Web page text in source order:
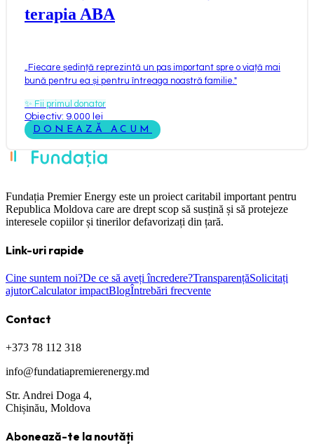
terapia ABA
Fiecare ședință reprezintă un pas important spre o viață mai
bună pentru ea și pentru întreaga noastră familie. "
✨ Fii primul donator
Obiectiv: 9.000 lei
DONEAZĂ ACUM
Fundația Premier Energy este un proiect caritabil important pentru
Republica Moldova care are drept scop să susțină și să protejeze
interesele copiilor și tinerilor defavorizați din țară.
Link-uri rapide
Cine suntem noi?De ce să aveți încredere?TransparențăSolicitați
ajutorCalculator impactBlogÎntrebări frecvente
Contact
+373 78 112 318
info@fundatiapremierenergy.md
Str. Andrei Doga 4,
Chișinău, Moldova
Abonează-te la noutăți